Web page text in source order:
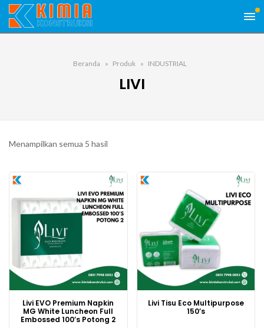
Beranda Produk INDUSTRIAL
LIVI
Menampilkan semua 5 hasil
popularitas
Livi EVO Premium Napkin
MG White Luncheon Full
Embossed 100’s Potong 2
Livi Tisu Eco Multipurpose
150’s